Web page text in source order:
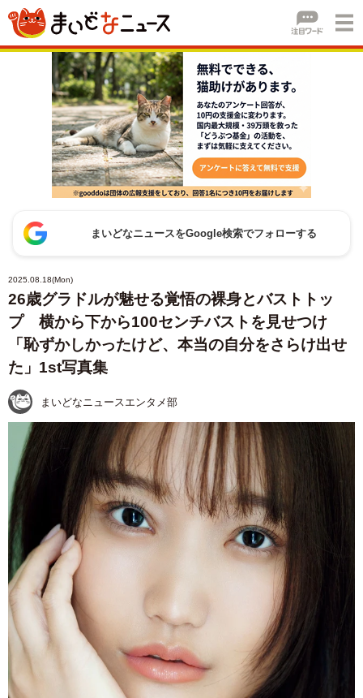
まいどなニュースをGoogle検索でフォローする
2025.08.18(Mon)
26歳グラドルが魅せる覚悟の裸身とバストトッ
プ 横から下から100センチバストを見せつけ
「恥ずかしかったけど、本当の自分をさらけ出せ
た」1st写真集
まいどなニュースエンタメ部